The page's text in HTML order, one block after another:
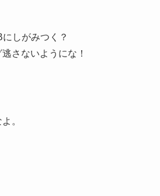
しがみつく？
さないようにな！
。